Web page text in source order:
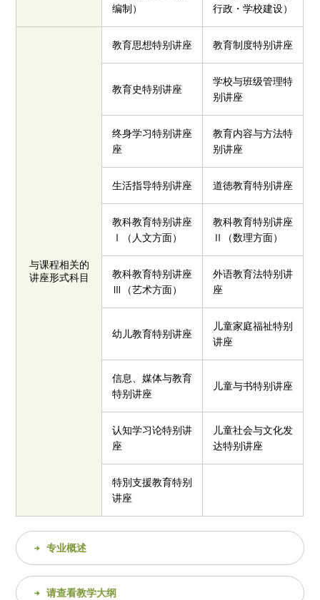
编制）
行政・学校建设）
与课程相关的
讲座形式科目
教育思想特别讲座 教育制度特别讲座
教育史特别讲座
学校与班级管理特
别讲座
终身学习特别讲座
座
教育内容与方法特
别讲座
生活指导特别讲座 道徳教育特别讲座
教科教育特别讲座
Ⅰ（人文方面）
教科教育特别讲座
Ⅱ（数理方面）
教科教育特别讲座
Ⅲ（艺术方面）
外语教育法特别讲
座
幼儿教育特别讲座
儿童家庭福祉特别
讲座
信息、媒体与教育
特别讲座
儿童与书特别讲座
认知学习论特别讲
座
儿童社会与文化发
达特别讲座
特別支援教育特别
讲座
专业概述
请查看教学大纲